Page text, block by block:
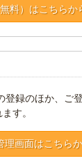
料）はこちらか
録のほか、ご
す。
理画面はこちら